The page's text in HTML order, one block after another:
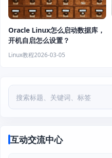
Oracle Linux怎么启动数据库，
开机自启怎么设置？
Linux教程2026-03-05
互动交流中心